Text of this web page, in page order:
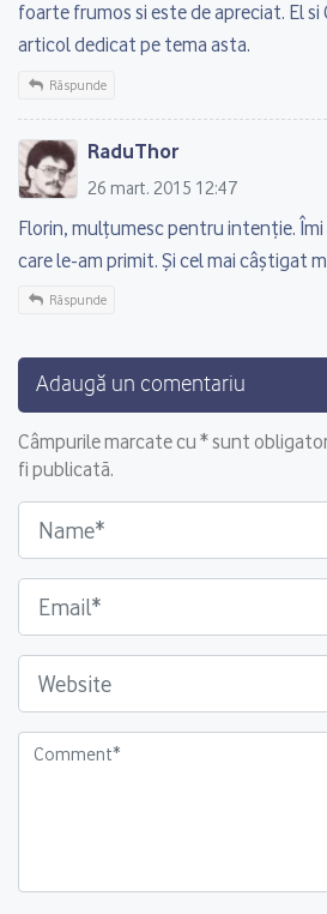
foarte frumos si este de apreciat. El si
articol dedicat pe tema asta.
Răspunde
RaduThor
26 mart. 2015 12:47
Florin, mulţumesc pentru intenţie.
care le-am primit. Şi cel mai câştigat
Răspunde
Adaugă un comentariu
Câmpurile marcate cu * sunt
fi publicată.